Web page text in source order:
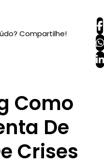
Compartilhe!
Como
De
Crises